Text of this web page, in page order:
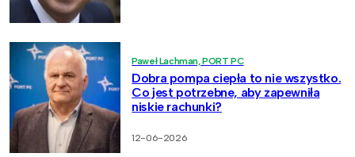
Paweł Lachman, PORT PC
Dobra pompa ciepła to nie wszystko.
Co jest potrzebne, aby zapewniła
niskie rachunki?
12-06-2026